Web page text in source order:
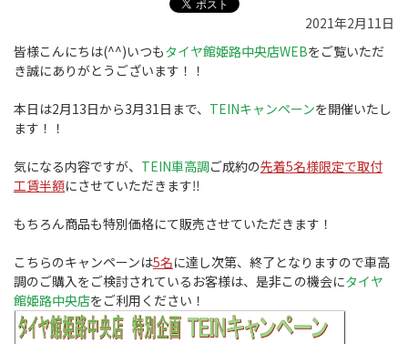
2021年2月11日
皆様こんにちは(^^)いつもタイヤ館姫路中央店WEBをご覧いただ
き誠にありがとうございます！！
本日は2月13日から3月31日まで、 TEINキャンペーンを開催いたし
ます！！
気になる内容ですが、 TEIN車高調ご成約の先着5名様限定で取付
工賃半額にさせていただきます‼︎
もちろん商品も特別価格にて販売させていただきます！
こちらのキャンペーンは5名に達し次第、終了となりますので車高
調のご購入をご検討されているお客様は、是非この機会にタイヤ
館姫路中央店をご利用ください！